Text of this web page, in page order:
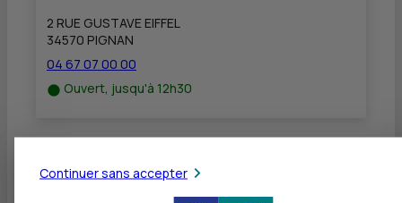
2 RUE GUSTAVE EIFFEL
34570 PIGNAN
04 67 07 00 00
Ouvert, jusqu'à 12h30
Toutes les localités
Continuer sans accepter